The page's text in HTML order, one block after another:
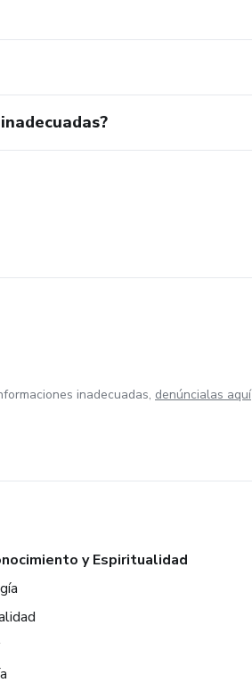
inadecuadas, denúncialas aquí
y Espiritualidad